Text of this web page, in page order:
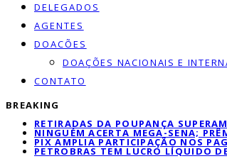
DELEGADOS
AGENTES
DOACÕES
DOAÇÕES NACIONAIS E
CONTATO
BREAKING
RETIRADAS DA POUPANÇA
NINGUÉM ACERTA MEGA-SENA;
PIX AMPLIA PARTICIPAÇÃO NOS
PETROBRAS TEM LUCRO LÍQUIDO